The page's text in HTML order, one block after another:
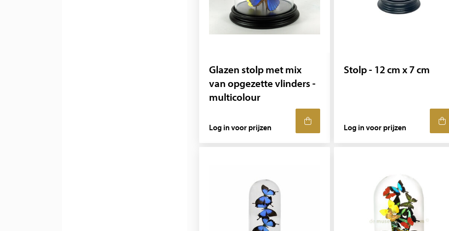
Glazen stolp met mix
van opgezette vlinders -
multicolour
Log in voor prijzen
Stolp - 12 cm x 7 cm
Log in voor prijzen